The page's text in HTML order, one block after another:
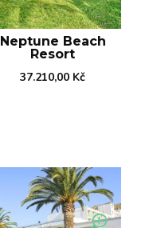
Neptune Beach
Resort
37.210,00 Kč